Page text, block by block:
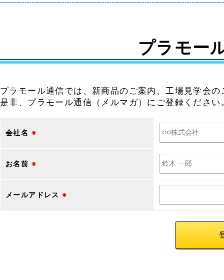
プラモー
プラモール通信では、新商品のご案内、工場見学会
是非、プラモール通信（メルマガ）にご登録ください
会社名 ※
お名前 ※
メールアドレス ※